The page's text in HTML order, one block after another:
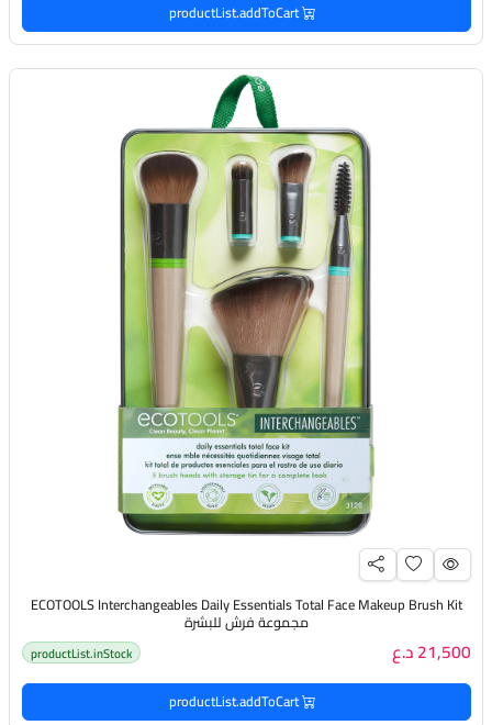
productList.addToCart
ECOTOOLS Interchangeables Daily Essentials Total Face Makeup Brush Kit
مجموعة فرش للبشرة
21,500 د.ع productList.inStock
productList.addToCart